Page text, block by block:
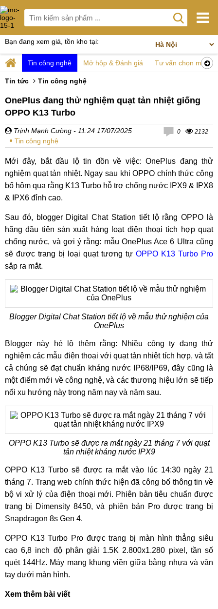
Bạn đang xem giá, tồn kho tại:
Tin công nghệ Mở hộp & Đánh giá Tư vấn chọn mua
Tin tức Tin công nghệ
OnePlus đang thử nghiệm quạt tản nhiệt giống
OPPO K13 Turbo
Trịnh Mạnh Cường - 11:24 17/07/2025
Tin công nghệ
0 2132
Mới đây, bắt đầu lộ tin đồn về việc: OnePlus đang thử
nghiệm quạt tản nhiệt. Ngay sau khi OPPO chính thức công
bố hôm qua rằng K13 Turbo hỗ trợ chống nước IPX9 & IPX8
& IPX6 đỉnh cao.
Sau đó, blogger Digital Chat Station tiết lộ rằng OPPO là
hãng đầu tiên sản xuất hàng loạt điện thoại tích hợp quạt
chống nước, và gợi ý rằng: mẫu OnePlus Ace 6 Ultra cũng
sẽ được trang bị loại quạt tương tự OPPO K13 Turbo Pro
sắp ra mắt.
Blogger Digital Chat Station tiết lộ về mẫu thử nghiệm của
OnePlus
Blogger này hé lộ thêm rằng: Nhiều công ty đang thử
nghiệm các mẫu điện thoại với quạt tản nhiệt tích hợp, và tất
cả chúng sẽ đạt chuẩn kháng nước IP68/IP69, đây cũng là
một điểm mới về công nghệ, và các thương hiệu lớn sẽ tiếp
nối xu hướng này trong năm nay và năm sau.
OPPO K13 Turbo sẽ được ra mắt ngày 21 tháng 7 với quạt
tản nhiệt kháng nước IPX9
OPPO K13 Turbo sẽ được ra mắt vào lúc 14:30 ngày 21
tháng 7. Trang web chính thức hiện đã công bố thông tin về
bộ vi xử lý của điện thoại mới. Phiên bản tiêu chuẩn được
trang bị Dimensity 8450, và phiên bản Pro được trang bị
Snapdragon 8s Gen 4.
OPPO K13 Turbo Pro được trang bị màn hình thẳng siêu
cao 6,8 inch độ phân giải 1.5K 2.800x1.280 pixel, tần số
quét 144Hz. Máy mang khung viền giữa bằng nhựa và vân
tay dưới màn hình.
Xem thêm bài viết